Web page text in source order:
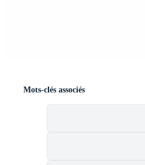
Mots-clés associés